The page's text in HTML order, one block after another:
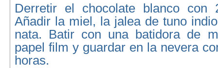
Derretir el chocolate blanco con
Añadir la miel, la jalea de tuno
nata. Batir con una batidora de
papel film y guardar en la nevera
horas.